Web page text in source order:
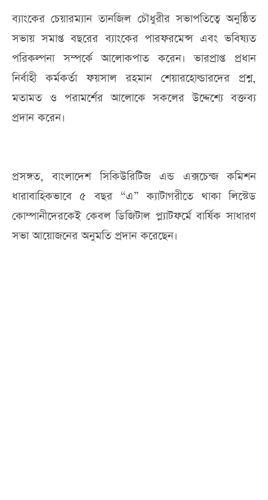
ব্যাংকের চেয়ারম্যান তানজিল চৌধুরীর সভাপতিত্বে অনুষ্ঠিত
সভায় সমাপ্ত বছরের ব্যাংকের পারফরমেন্স এবং ভবিষ্যত
পরিকল্পনা সম্পর্কে আলোকপাত করেন। ভারপ্রাপ্ত প্রধান
নির্বাহী কর্মকর্তা ফয়সাল রহমান শেয়ারহোল্ডারদের প্রশ্ন,
মতামত ও পরামর্শের আলোকে সকলের উদ্দেশ্যে বক্তব্য
প্রদান করেন।
প্রসঙ্গত, বাংলাদেশ সিকিউরিটিজ এন্ড এক্সচেন্জ কমিশন
ধারাবাহিকভাবে ৫ বছর “এ” ক্যাটাগরীতে থাকা লিস্টেড
কোম্পানীদেরকেই কেবল ডিজিটাল প্ল্যাটফর্মে বার্ষিক সাধারণ
সভা আয়োজনের অনুমতি প্রদান করেছেন।